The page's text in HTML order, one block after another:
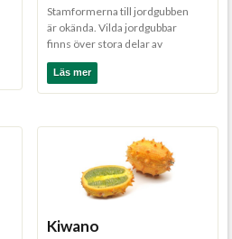
Stamformerna till jordgubben
är okända. Vilda jordgubbar
finns över stora delar av
Amerika, Europa och Asie...
Läs mer
Kiwano